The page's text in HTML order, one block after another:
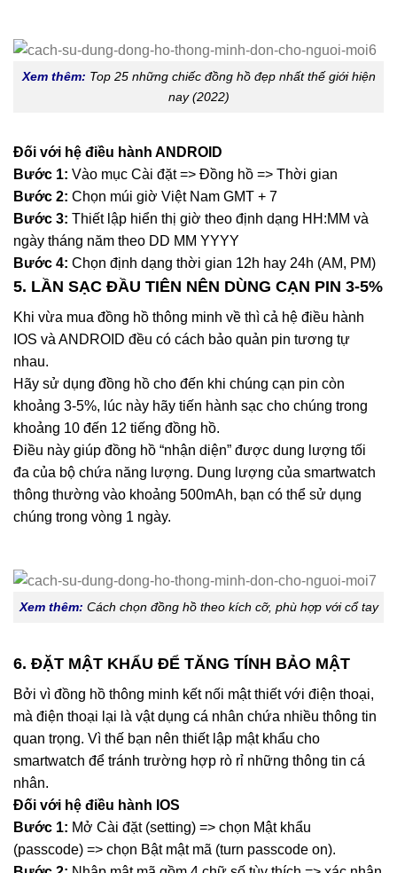
Xem thêm: Top 25 những chiếc đồng hồ đẹp nhất thế giới hiện
nay (2022)
Đối với hệ điều hành ANDROID
Bước 1: Vào mục Cài đặt => Đồng hồ => Thời gian
Bước 2: Chọn múi giờ Việt Nam GMT + 7
Bước 3: Thiết lập hiển thị giờ theo định dạng HH:MM và
ngày tháng năm theo DD MM YYYY
Bước 4: Chọn định dạng thời gian 12h hay 24h (AM, PM)
5. LẦN SẠC ĐẦU TIÊN NÊN DÙNG CẠN PIN 3-5%
Khi vừa mua đồng hồ thông minh về thì cả hệ điều hành
IOS và ANDROID đều có cách bảo quản pin tương tự
nhau.
Hãy sử dụng đồng hồ cho đến khi chúng cạn pin còn
khoảng 3-5%, lúc này hãy tiến hành sạc cho chúng trong
khoảng 10 đến 12 tiếng đồng hồ.
Điều này giúp đồng hồ “nhận diện” được dung lượng tối
đa của bộ chứa năng lượng. Dung lượng của smartwatch
thông thường vào khoảng 500mAh, bạn có thể sử dụng
chúng trong vòng 1 ngày.
Xem thêm: Cách chọn đồng hồ theo kích cỡ, phù hợp với cổ tay
6. ĐẶT MẬT KHẨU ĐỂ TĂNG TÍNH BẢO MẬT
Bởi vì đồng hồ thông minh kết nối mật thiết với điện thoại,
mà điện thoại lại là vật dụng cá nhân chứa nhiều thông tin
quan trọng. Vì thế bạn nên thiết lập mật khẩu cho
smartwatch để tránh trường hợp rò rỉ những thông tin cá
nhân.
Đối với hệ điều hành IOS
Bước 1: Mở Cài đặt (setting) => chọn Mật khẩu
(passcode) => chọn Bật mật mã (turn passcode on).